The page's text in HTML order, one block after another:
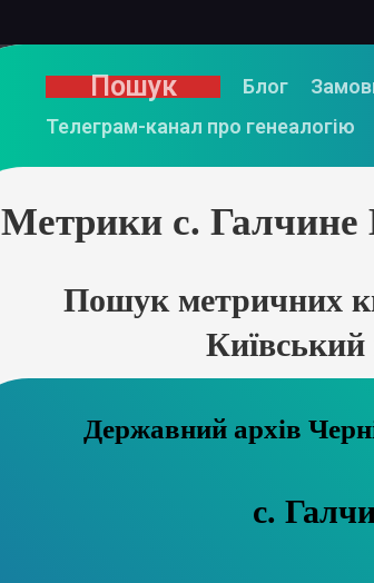
Пошук Блог
Телеграм-канал про генеалогію
Метрики с. Галчине
Пошук метричних
с.